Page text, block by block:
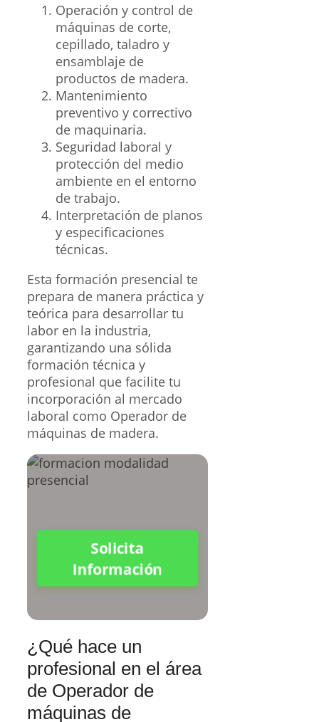
Operación y control de
máquinas de corte,
cepillado, taladro y
ensamblaje de
productos de madera.
Mantenimiento
preventivo y correctivo
de maquinaria.
Seguridad laboral y
protección del medio
ambiente en el entorno
de trabajo.
Interpretación de planos
y especificaciones
técnicas.
Esta formación presencial te
prepara de manera práctica y
teórica para desarrollar tu
labor en la industria,
garantizando una sólida
formación técnica y
profesional que facilite tu
incorporación al mercado
laboral como Operador de
máquinas de madera.
Solicita
Información
¿Qué hace un
profesional en el área
de Operador de
máquinas de